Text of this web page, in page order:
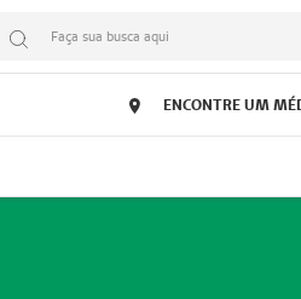
Faça sua busca aqui
ENCONTRE UM